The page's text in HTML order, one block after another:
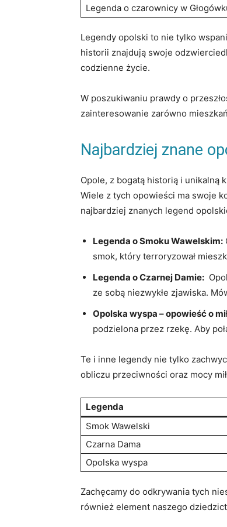
Legenda o czarownicy w
Legendy opolski to nie tylko
historii​ znajdują⁣ swoje
codzienne życie.
W poszukiwaniu prawdy o
zainteresowanie zarówno
Najbardziej znane
Opole, z‍ bogatą historią i unikalną
Wiele ​z tych opowieści ma ⁢swoje
najbardziej znanych ‍legend
Legenda o ⁢Smoku Wawelskim:
smok,⁣ który‍ terroryzował
Legenda‌ o Czarnej Damie:
ze sobą niezwykłe ⁤zjawiska.
Opolska ​wyspa – opowieść o
podzielona przez rzekę. Aby
Te i​ inne legendy nie tylko
obliczu przeciwności oraz​ mocy
Legenda
Smok Wawelski
Czarna Dama
Opolska‌ wyspa
Zachęcamy do ⁢odkrywania ‌tych
również element naszego